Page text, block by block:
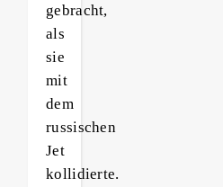
gebracht,
als
sie
mit
dem
russischen
Jet
kollidierte.